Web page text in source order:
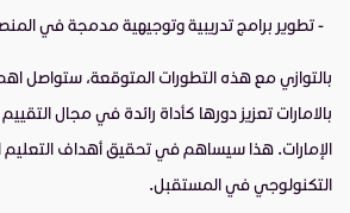
- تطوير برامج تدريبية وتوجيهية مدمجة في
بالتوازي مع هذه التطورات المتوقعة، ستواصل
بالامارات تعزيز دورها كأداة رائدة في مجال
الإمارات. هذا سيساهم في تحقيق أهداف التعليم
التكنولوجي في المستقبل.